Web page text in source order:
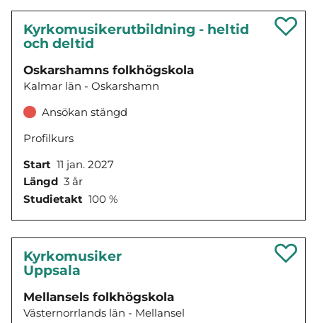
Kyrkomusikerutbildning - heltid
och deltid
Oskarshamns folkhögskola
Kalmar län - Oskarshamn
Ansökan stängd
Profilkurs
Start 11 jan. 2027
Längd 3 år
Studietakt 100 %
Kyrkomusiker
Uppsala
Mellansels folkhögskola
Västernorrlands län - Mellansel